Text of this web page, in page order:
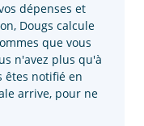
dépenses et
Dougs calcule
que vous
n'avez plus qu'à
êtes notifié en
arrive, pour ne